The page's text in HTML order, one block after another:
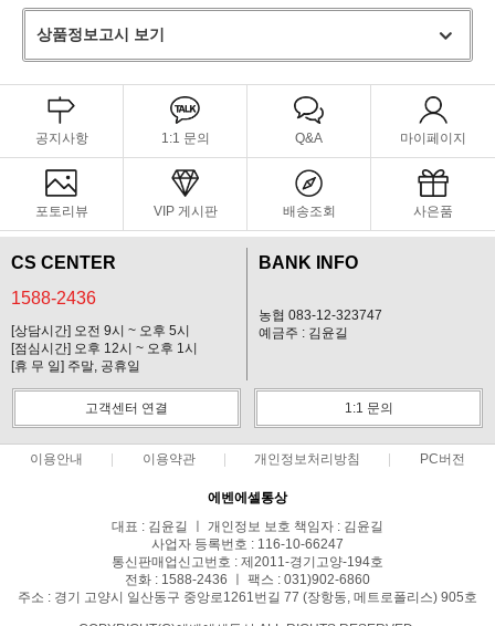
상품정보고시 보기
공지사항 1:1 문의 Q&A 마이페이지
포토리뷰 VIP 게시판 배송조회 사은품
CS CENTER
1588-2436
[상담시간] 오전 9시 ~ 오후 5시
[점심시간] 오후 12시 ~ 오후 1시
[휴 무 일] 주말, 공휴일
BANK INFO
농협 083-12-323747
예금주 : 김윤길
고객센터 연결 1:1 문의
이용안내 이용약관 개인정보처리방침 PC버전
에벤에셀통상
대표 : 김윤길 ㅣ 개인정보 보호 책임자 : 김윤길
사업자 등록번호 : 116-10-66247
통신판매업신고번호 : 제2011-경기고양-194호
전화 : 1588-2436 ㅣ 팩스 : 031)902-6860
주소 : 경기 고양시 일산동구 중앙로1261번길 77 (장항동, 메트로폴리스) 905호